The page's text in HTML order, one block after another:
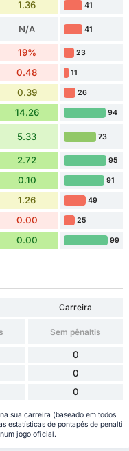
1.36 41
N/A 41
19% 23
0.48 11
0.39 26
14.26 94
5.33 73
2.72 95
0.10 91
1.26 49
0.00 25
0.00 99
Carreira
Sem pênaltis
0
0
0
sua carreira (baseado em todos
estatísticas de pontapés de penalti
jogo oficial.